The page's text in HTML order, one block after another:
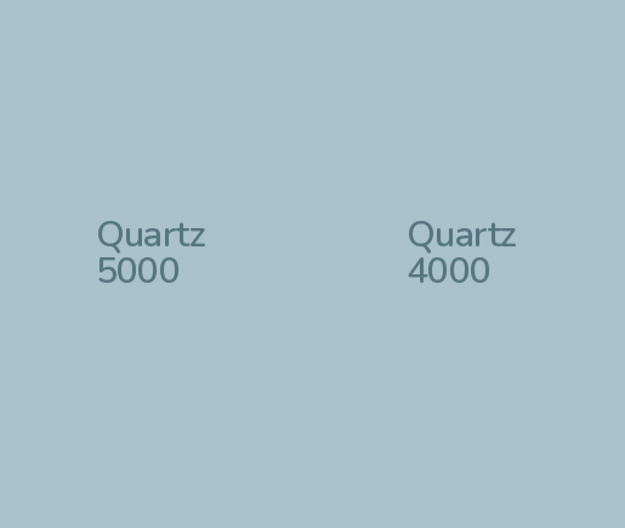
Quartz
5000
Quartz
4000